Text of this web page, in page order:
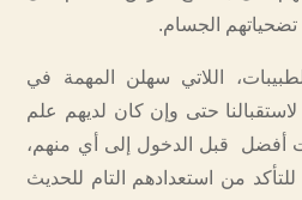
الجسام.
اللاتي سهلن المهمة في
حتى وإن كان لديهم علم
أفضل قبل الدخول إلى أي منهم،
من استعدادهم التام للحديث